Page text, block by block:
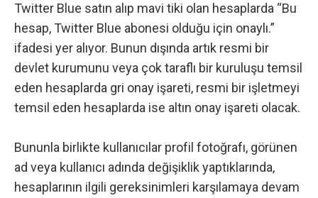
Twitter Blue satın alıp mavi tiki olan hesaplarda “Bu
hesap, Twitter Blue abonesi olduğu için onaylı.”
ifadesi yer alıyor. Bunun dışında artık resmi bir
devlet kurumunu veya çok taraflı bir kuruluşu temsil
eden hesaplarda gri onay işareti, resmi bir işletmeyi
temsil eden hesaplarda ise altın onay işareti olacak.
Bununla birlikte ​​kullanıcılar profil fotoğrafı, görünen
ad veya kullanıcı adında değişiklik yaptıklarında,
hesaplarının ilgili gereksinimleri karşılamaya devam